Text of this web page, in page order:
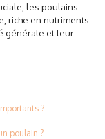
les poulains
riche en nutriments
générale et leur
?
poulain ?